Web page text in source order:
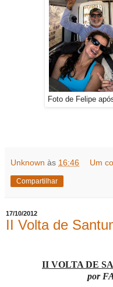
Foto de Felipe
Unknown às 16:46 Um
Compartilhar
17/10/2012
II Volta de
II VOLTA DE
por